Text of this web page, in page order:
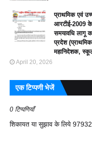
प्राथमिक एवं
आरटीई-2009 के
समयावधि लागू
प्रदेश
महानिदेशक, स्कूल
April 20, 2026
एक टिप्पणी भेजें
0 टिप्पणियाँ
शिकायत या सुझाव के लिये